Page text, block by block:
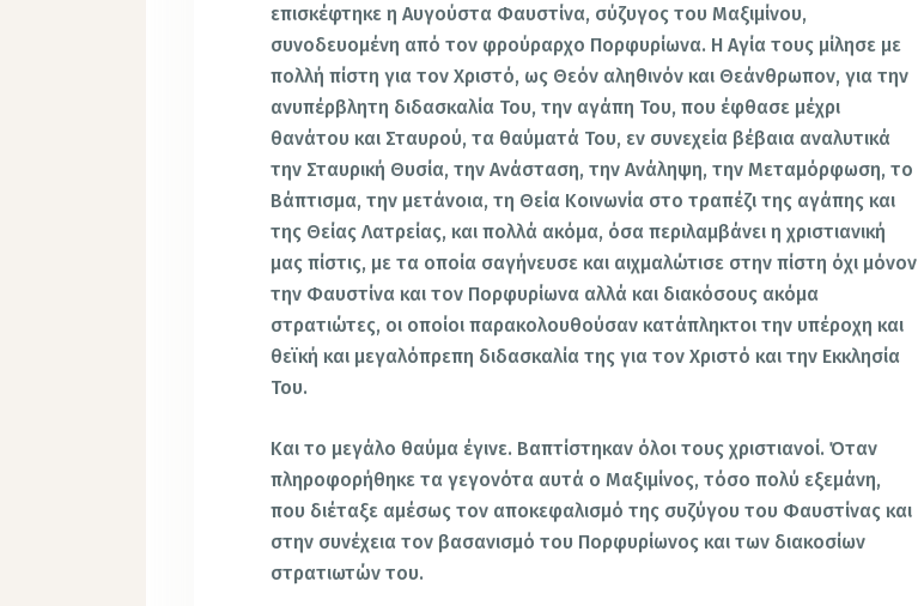
επισκέφτηκε η Αυγούστα Φαυστίνα, σύζυγος του Μαξιμίνου,
συνοδευομένη από τον φρούραρχο Πορφυρίωνα. Η Αγία τους μίλησε με
πολλή πίστη για τον Χριστό, ως Θεόν αληθινόν και Θεάνθρωπον, για την
ανυπέρβλητη διδασκαλία Του, την αγάπη Του, που έφθασε μέχρι
θανάτου και Σταυρού, τα θαύματά Του, εν συνεχεία βέβαια αναλυτικά
την Σταυρική Θυσία, την Ανάσταση, την Ανάληψη, την Μεταμόρφωση, το
Βάπτισμα, την μετάνοια, τη Θεία Κοινωνία στο τραπέζι της αγάπης και
της Θείας Λατρείας, και πολλά ακόμα, όσα περιλαμβάνει η χριστιανική
μας πίστις, με τα οποία σαγήνευσε και αιχμαλώτισε στην πίστη όχι μόνον
την Φαυστίνα και τον Πορφυρίωνα αλλά και διακόσους ακόμα
στρατιώτες, οι οποίοι παρακολουθούσαν κατάπληκτοι την υπέροχη και
θεϊκή και μεγαλόπρεπη διδασκαλία της για τον Χριστό και την Εκκλησία
Του.
Και το μεγάλο θαύμα έγινε. Βαπτίστηκαν όλοι τους χριστιανοί. Όταν
πληροφορήθηκε τα γεγονότα αυτά ο Μαξιμίνος, τόσο πολύ εξεμάνη,
που διέταξε αμέσως τον αποκεφαλισμό της συζύγου του Φαυστίνας και
στην συνέχεια τον βασανισμό του Πορφυρίωνος και των διακοσίων
στρατιωτών του.